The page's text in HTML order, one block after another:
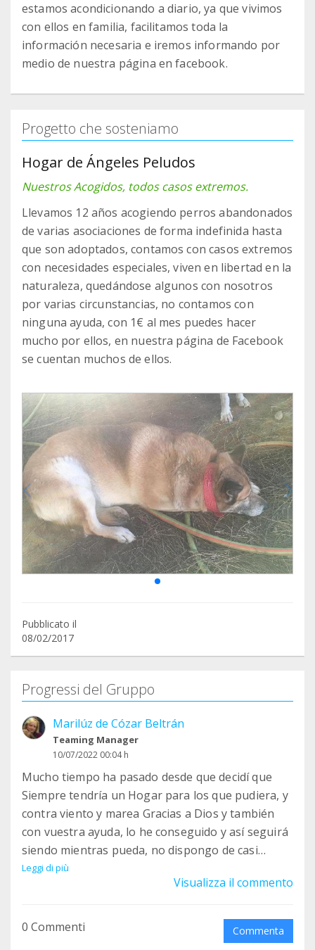
estamos acondicionando a diario, ya que vivimos
con ellos en familia, facilitamos toda la
información necesaria e iremos informando por
medio de nuestra página en facebook.
Progetto che sosteniamo
Hogar de Ángeles Peludos
Nuestros Acogidos, todos casos extremos.
Llevamos 12 años acogiendo perros abandonados
de varias asociaciones de forma indefinida hasta
que son adoptados, contamos con casos extremos
con necesidades especiales, viven en libertad en la
naturaleza, quedándose algunos con nosotros
por varias circunstancias, no contamos con
ninguna ayuda, con 1€ al mes puedes hacer
mucho por ellos, en nuestra página de Facebook
se cuentan muchos de ellos.
Pubblicato il
08/02/2017
Progressi del Gruppo
Marilúz de Cózar Beltrán
Teaming Manager
10/07/2022 00:04 h
Mucho tiempo ha pasado desde que decidí que
Siempre tendría un Hogar para los que pudiera, y
contra viento y marea Gracias a Dios y también
con vuestra ayuda, lo he conseguido y así seguirá
siendo mientras pueda, no dispongo de casi
tiempo libre y el no tener todavía un hogar
habilitado no me ayudan a concentrarme pero voy
rescatados los que disfrutan de un hogar Gracias
a ésta labor y aunque no los he presentado por
Leggi di più
Visualizza il commento
0 Commenti Commenta